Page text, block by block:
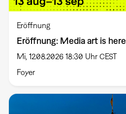
Eröffnung
Eröffnung: Media art is here
Mi, 12.08.2026 18:30 Uhr CEST
Foyer